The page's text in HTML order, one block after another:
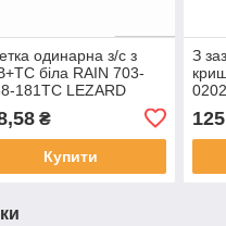
одинарна з/с з
біла RAIN 703-
181TC LEZARD
₴
Купити
З